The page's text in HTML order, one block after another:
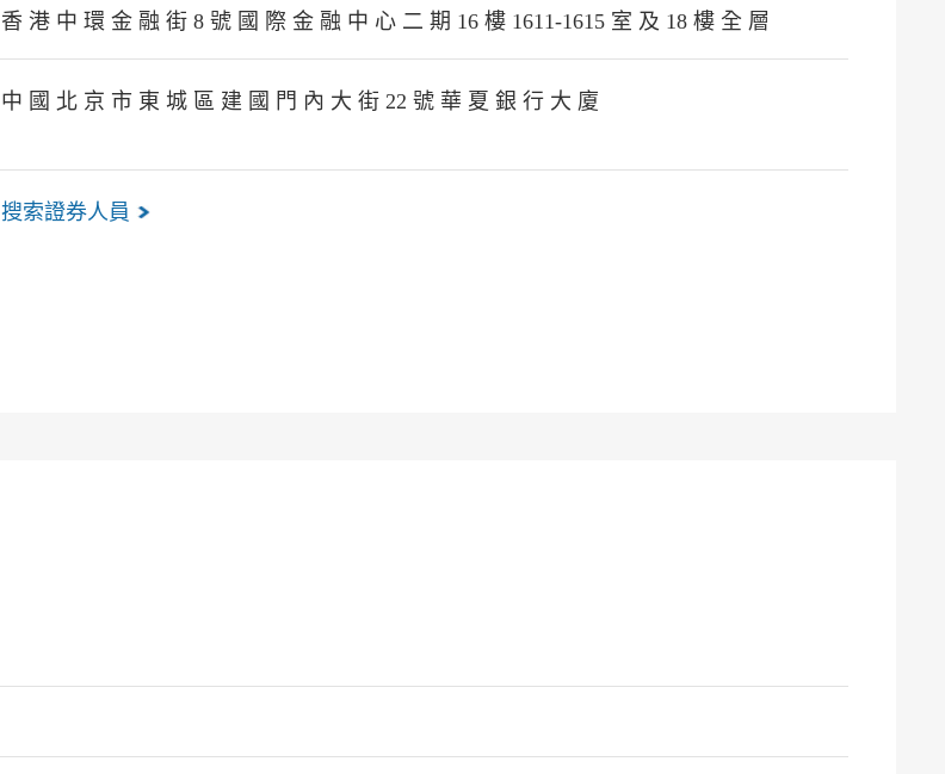
香 港 中 環 金 融 街 8 號 國 際 金 融 中 心 二 期 16 樓 1611-1615 室 及 18 樓 全 層
中 國 北 京 市 東 城 區 建 國 門 內 大 街 22 號 華 夏 銀 行 大 廈
搜索證券人員